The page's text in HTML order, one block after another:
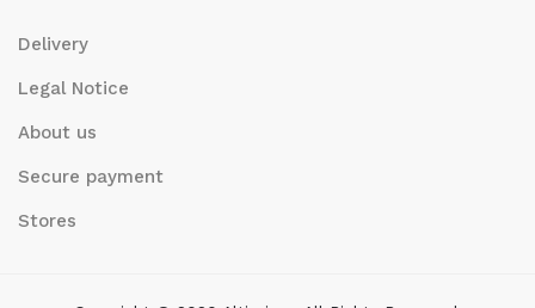
Delivery
Legal Notice
About us
Secure payment
Stores